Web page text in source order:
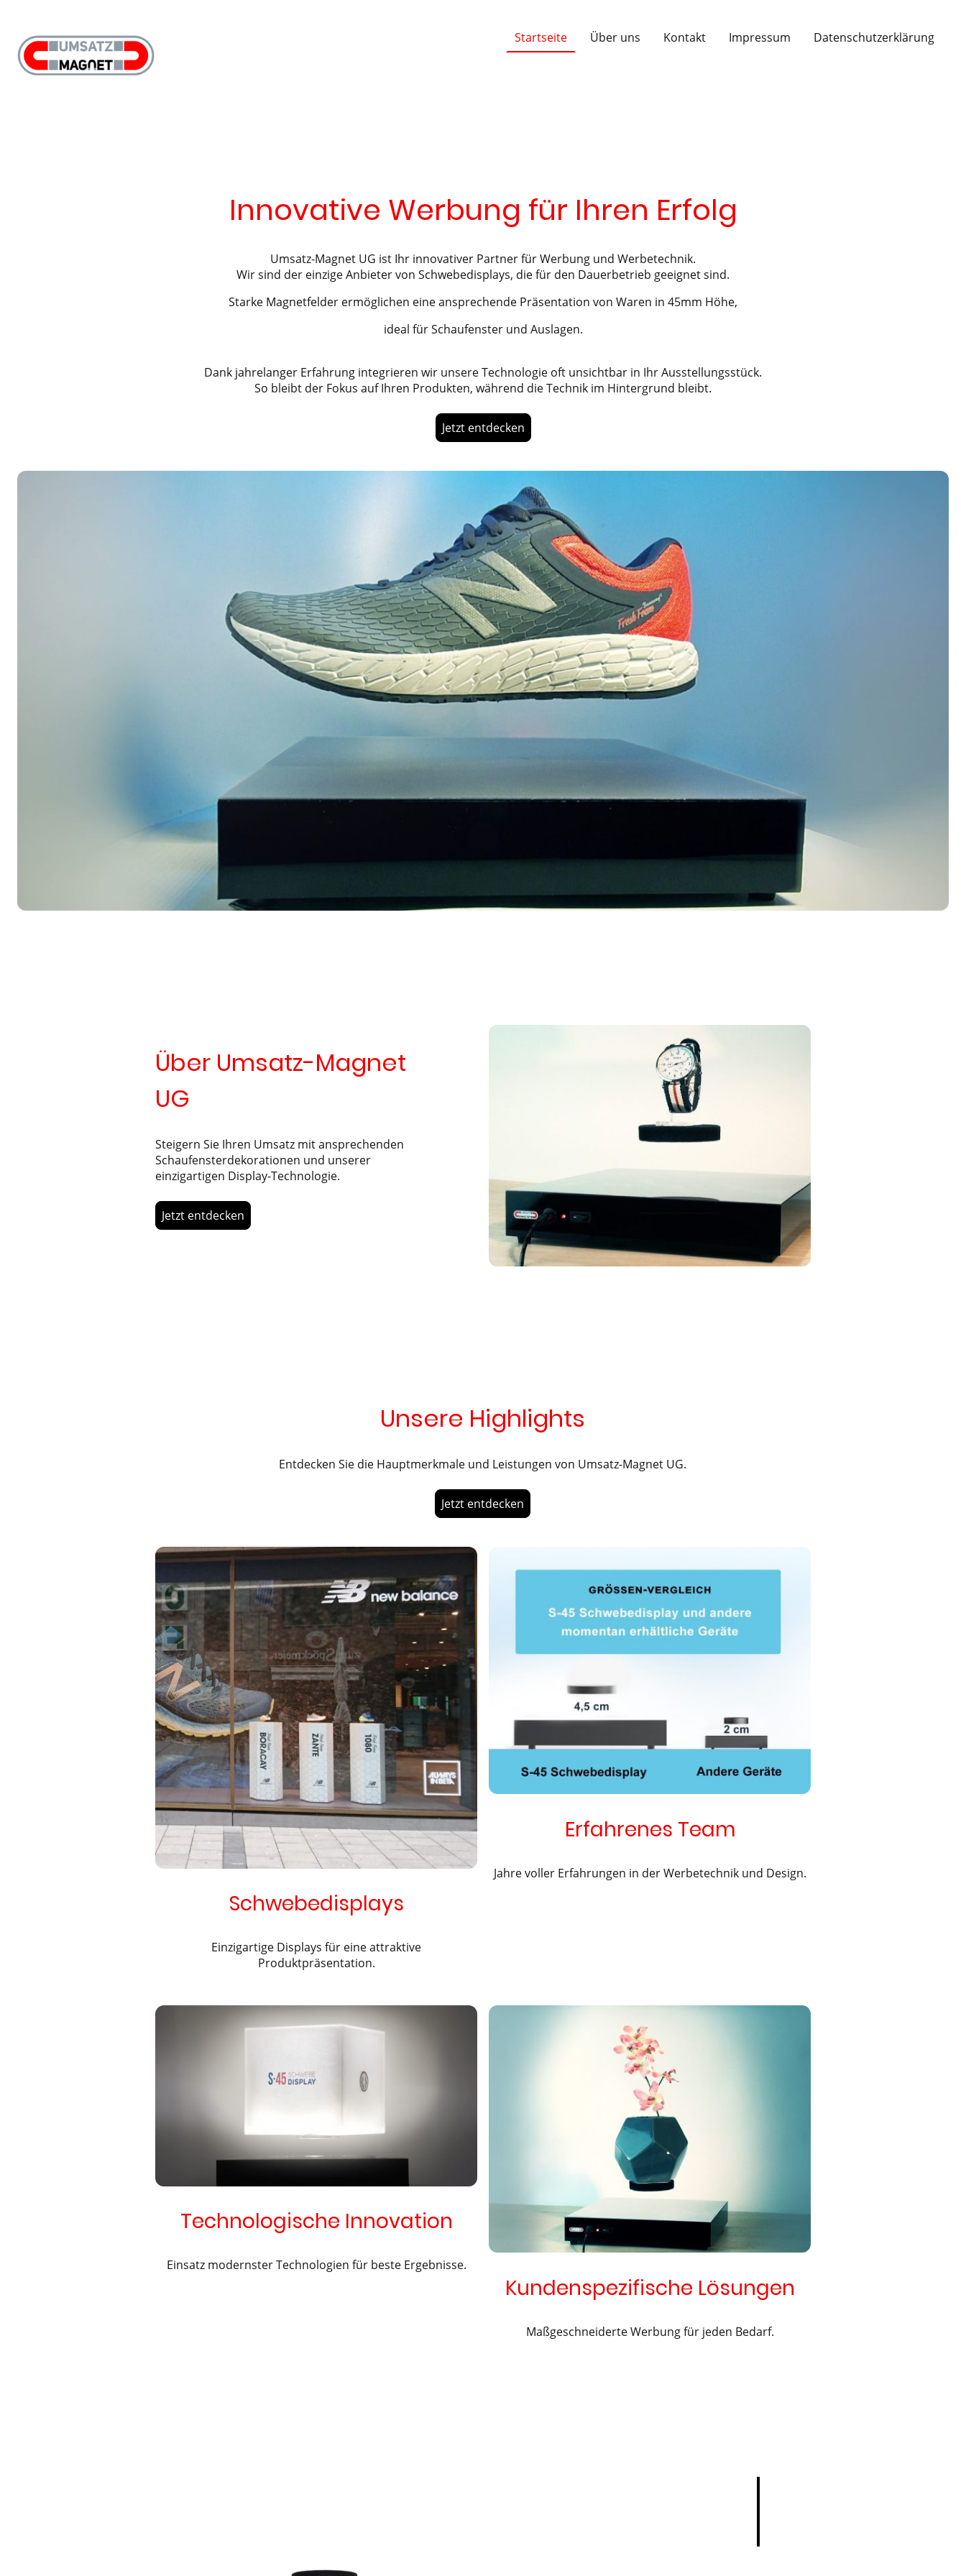
Startseite Über uns Kontakt Impressum Datenschutzerklärung
Innovative Werbung für Ihren Erfolg
Umsatz-Magnet UG ist Ihr innovativer Partner für Werbung und Werbetechnik.
Wir sind der einzige Anbieter von Schwebedisplays, die für den Dauerbetrieb geeignet sind.
Starke Magnetfelder ermöglichen eine ansprechende Präsentation von Waren in 45mm Höhe,
ideal für Schaufenster und Auslagen.
Dank jahrelanger Erfahrung integrieren wir unsere Technologie oft unsichtbar in Ihr Ausstellungsstück.
So bleibt der Fokus auf Ihren Produkten, während die Technik im Hintergrund bleibt.
Jetzt entdecken
Über Umsatz-Magnet
UG
Steigern Sie Ihren Umsatz mit ansprechenden
Schaufensterdekorationen und unserer
einzigartigen Display-Technologie.
Jetzt entdecken
Unsere Highlights
Entdecken Sie die Hauptmerkmale und Leistungen von Umsatz-Magnet UG.
Jetzt entdecken
Schwebedisplays
Einzigartige Displays für eine attraktive
Produktpräsentation.
Erfahrenes Team
Jahre voller Erfahrungen in der Werbetechnik und Design.
Technologische Innovation
Einsatz modernster Technologien für beste Ergebnisse.
Kundenspezifische Lösungen
Maßgeschneiderte Werbung für jeden Bedarf.